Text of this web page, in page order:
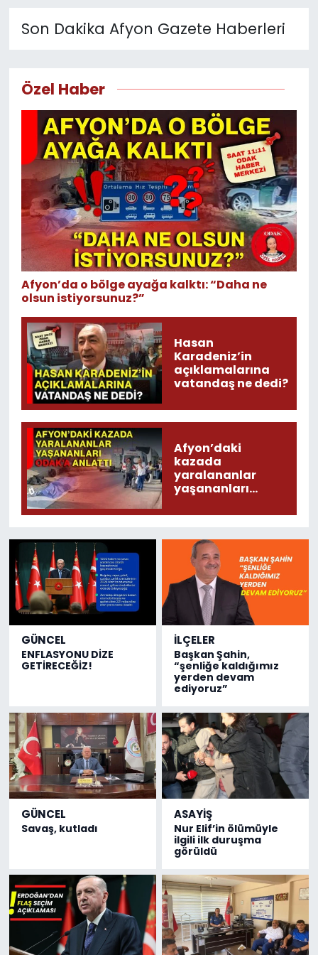
Son Dakika Afyon Gazete Haberleri
Özel Haber
Afyon’da o bölge ayağa kalktı: “Daha ne
olsun istiyorsunuz?”
Hasan
Karadeniz’in
açıklamalarına
vatandaş ne dedi?
Afyon’daki
kazada
yaralananlar
yaşananları
GÜNCEL
ENFLASYONU DİZE
GETİRECEĞİZ!
İLÇELER
Başkan Şahin,
“şenliğe kaldığımız
yerden devam
ediyoruz”
GÜNCEL
Savaş, kutladı
ASAYİŞ
Nur Elif’in ölümüyle
ilgili ilk duruşma
görüldü
SPOR